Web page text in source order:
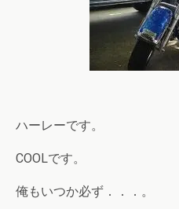
ハーレーです。
COOLです。
俺もいつか必ず．．．。